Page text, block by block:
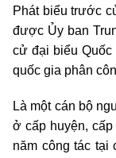
Phát biểu trước
được Ủy ban
cử đại biểu
quốc gia phân
Là một cán bộ
ở cấp huyện,
năm công tác tại